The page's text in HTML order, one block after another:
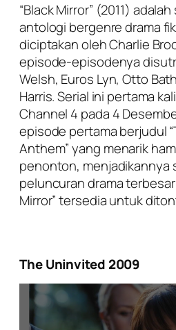
“Black Mirror” (2011)
antologi bergenre drama
diciptakan oleh Charlie
episode-episodenya
Welsh, Euros Lyn, Otto
Harris. Serial ini pertama
Channel 4 pada 4
episode pertama berjudul
Anthem” yang menarik
penonton, menjadikannya
peluncuran drama
Mirror” tersedia untuk
The Uninvited 2009